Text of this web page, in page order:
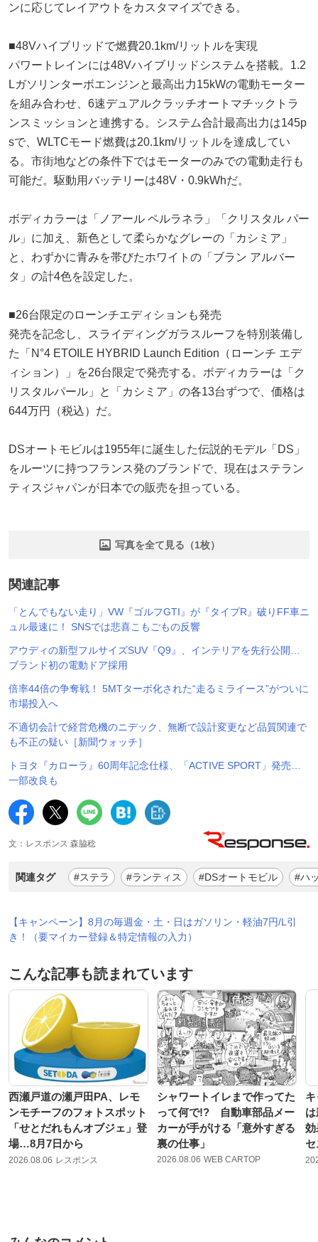
ンに応じてレイアウトをカスタマイズできる。
■48Vハイブリッドで燃費20.1km/リットルを実現
パワートレインには48Vハイブリッドシステムを搭載。1.2
Lガソリンターボエンジンと最高出力15kWの電動モーター
を組み合わせ、6速デュアルクラッチオートマチックトラ
ンスミッションと連携する。システム合計最高出力は145p
sで、WLTCモード燃費は20.1km/リットルを達成してい
る。市街地などの条件下ではモーターのみでの電動走行も
可能だ。駆動用バッテリーは48V・0.9kWhだ。
ボディカラーは「ノアール ペルラネラ」「クリスタル パー
ル」に加え、新色として柔らかなグレーの「カシミア」
と、わずかに青みを帯びたホワイトの「ブラン アルバー
タ」の計4色を設定した。
■26台限定のローンチエディションも発売
発売を記念し、スライディングガラスルーフを特別装備し
た「N°4 ETOILE HYBRID Launch Edition（ローンチ エデ
ィション）」を26台限定で発売する。ボディカラーは「ク
リスタルパール」と「カシミア」の各13台ずつで、価格は
644万円（税込）だ。
DSオートモビルは1955年に誕生した伝説的モデル「DS」
をルーツに持つフランス発のブランドで、現在はステラン
ティスジャパンが日本での販売を担っている。
写真を全て見る（1枚）
関連記事
「とんでもない走り」VW『ゴルフGTI』が『タイプR』破りFF車ニ
ュル最速に！ SNSでは悲喜こもごもの反響
アウディの新型フルサイズSUV『Q9』、インテリアを先行公開…
ブランド初の電動ドア採用
倍率44倍の争奪戦！ 5MTターボ化された“走るミライース”がついに
市場投入へ
不適切会計で経営危機のニデック、無断で設計変更など品質関連で
も不正の疑い［新聞ウォッチ］
トヨタ『カローラ』60周年記念仕様、「ACTIVE SPORT」発売…
一部改良も
文：レスポンス 森脇稔
関連タグ #ステラ #ランティス #DSオートモビル #ハ
【キャンペーン】8月の毎週金・土・日はガソリン・軽油7円/L引
き！（要マイカー登録＆特定情報の入力）
こんな記事も読まれています
西瀬戸道の瀬戸田PA、レモ
ンモチーフのフォトスポット
「せとだれもんオブジェ」登
場…8月7日から
2026.08.06 レスポンス
シャワートイレまで作ってた
って何で!? 自動車部品メー
カーが手がける「意外すぎる
裏の仕事」
2026.08.06 WEB CARTOP
効